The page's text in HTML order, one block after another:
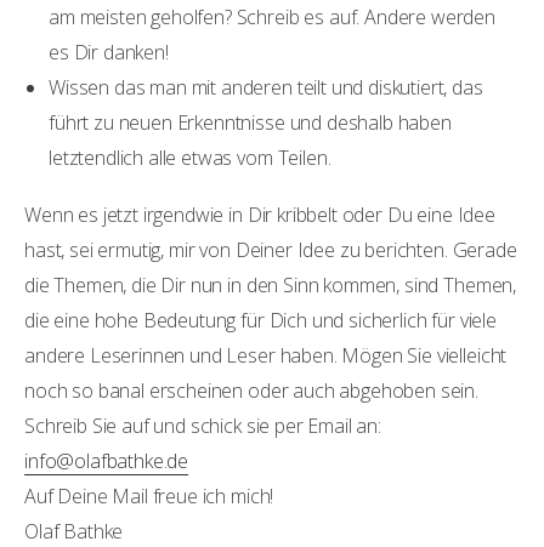
am meisten geholfen? Schreib es auf. Andere werden
es Dir danken!
Wissen das man mit anderen teilt und diskutiert, das
führt zu neuen Erkenntnisse und deshalb haben
letztendlich alle etwas vom Teilen.
Wenn es jetzt irgendwie in Dir kribbelt oder Du eine Idee
hast, sei ermutig, mir von Deiner Idee zu berichten. Gerade
die Themen, die Dir nun in den Sinn kommen, sind Themen,
die eine hohe Bedeutung für Dich und sicherlich für viele
andere Leserinnen und Leser haben. Mögen Sie vielleicht
noch so banal erscheinen oder auch abgehoben sein.
Schreib Sie auf und schick sie per Email an:
info@olafbathke.de
Auf Deine Mail freue ich mich!
Olaf Bathke